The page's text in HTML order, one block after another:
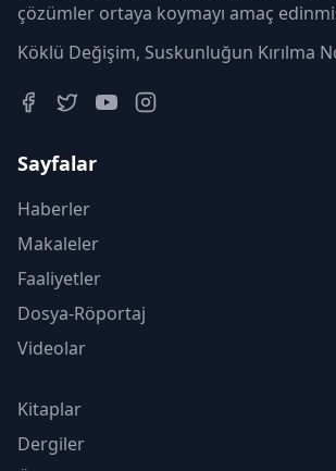
çözümler ortaya koymayı amaç
Köklü Değişim, Suskunluğun Kırılma
Sayfalar
Haberler
Makaleler
Faaliyetler
Dosya-Röportaj
Videolar
Kitaplar
Dergiler